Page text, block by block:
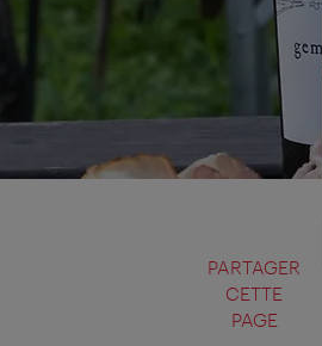
PARTAGER
CETTE
PAGE